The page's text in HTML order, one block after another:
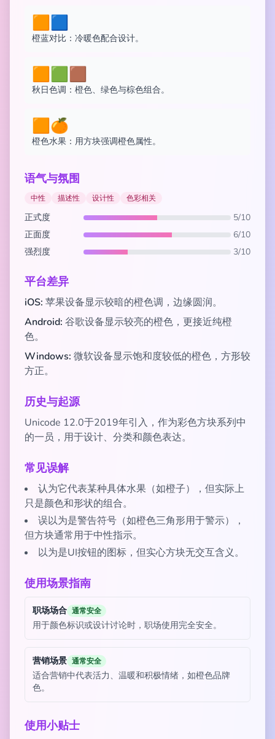
🟧🟦
橙蓝对比：冷暖色配合设计。
🟧🟩🟫
秋日色调：橙色、绿色与棕色组合。
🟧🍊
橙色水果：用方块强调橙色属性。
语气与氛围
中性 描述性 设计性 色彩相关
正式度
5/10
正面度
6/10
强烈度
3/10
平台差异
iOS: 苹果设备显示较暗的橙色调，边缘圆润。
Android: 谷歌设备显示较亮的橙色，更接近纯橙
色。
Windows: 微软设备显示饱和度较低的橙色，方形较
方正。
历史与起源
Unicode 12.0于2019年引入，作为彩色方块系列中
的一员，用于设计、分类和颜色表达。
常见误解
认为它代表某种具体水果（如橙子），但实际上
只是颜色和形状的组合。
误以为是警告符号（如橙色三角形用于警示），
但方块通常用于中性指示。
以为是UI按钮的图标，但实心方块无交互含义。
使用场景指南
职场场合 通常安全
用于颜色标识或设计讨论时，职场使用完全安全。
营销场景 通常安全
适合营销中代表活力、温暖和积极情绪，如橙色品牌
色。
使用小贴士